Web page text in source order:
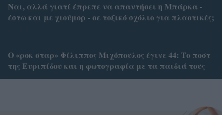
Ναι, αλλά γιατί έπρεπε να απαντήσει η Μπάρκα -
έστω και με χιούμορ - σε τοξικό σχόλιο για πλαστικές;
Ο «ροκ σταρ» Φίλιππος Μιχόπουλος έγινε 44: Το ποστ
της Ευριπίδου και η φωτογραφία με τα παιδιά τους